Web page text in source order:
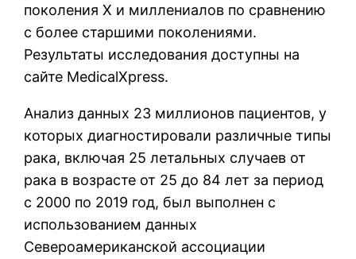
поколения Х и миллениалов по сравнению
с более старшими поколениями.
Результаты исследования доступны на
сайте MedicalXpress.
Анализ данных 23 миллионов пациентов, у
которых диагностировали различные типы
рака, включая 25 летальных случаев от
рака в возрасте от 25 до 84 лет за период
с 2000 по 2019 год, был выполнен с
использованием данных
Североамериканской ассоциации